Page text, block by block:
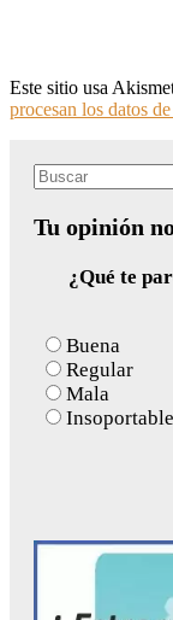
Este sitio usa
procesan los datos
Search
Tu opinión
¿Qué te
Buena
Regular
Mala
Insoportable